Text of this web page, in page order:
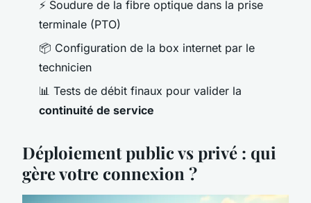
⚡ Soudure de la fibre optique dans la prise
terminale (PTO)
📦 Configuration de la box internet par le
technicien
📊 Tests de débit finaux pour valider la
continuité de service
Déploiement public vs privé : qui
gère votre connexion ?